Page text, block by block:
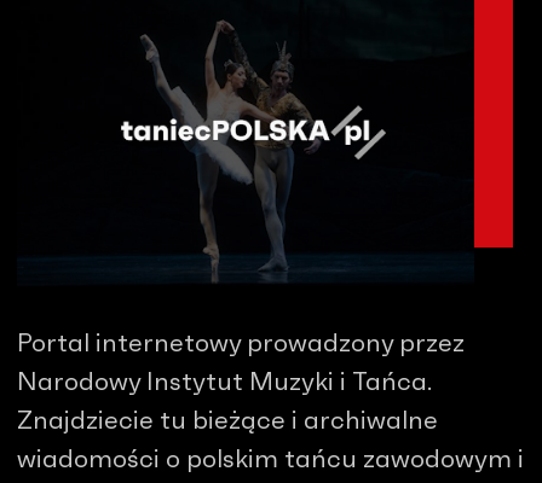
Portal internetowy prowadzony przez
Narodowy Instytut Muzyki i Tańca.
Znajdziecie tu bieżące i archiwalne
wiadomości o polskim tańcu zawodowym i